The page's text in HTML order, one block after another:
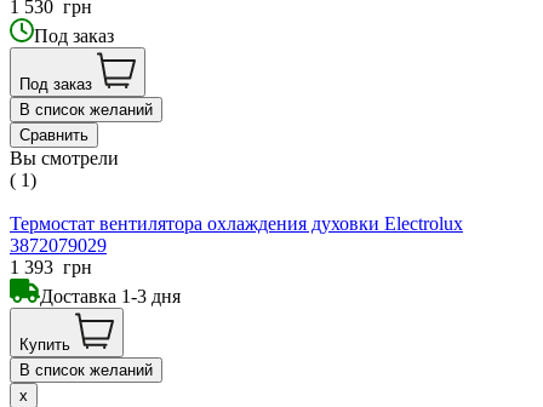
1 530 грн
Под заказ
Под заказ
В список желаний
Сравнить
Вы смотрели
( 1)
Термостат вентилятора охлаждения духовки Electrolux
3872079029
1 393 грн
Доставка 1-3 дня
Купить
В список желаний
x